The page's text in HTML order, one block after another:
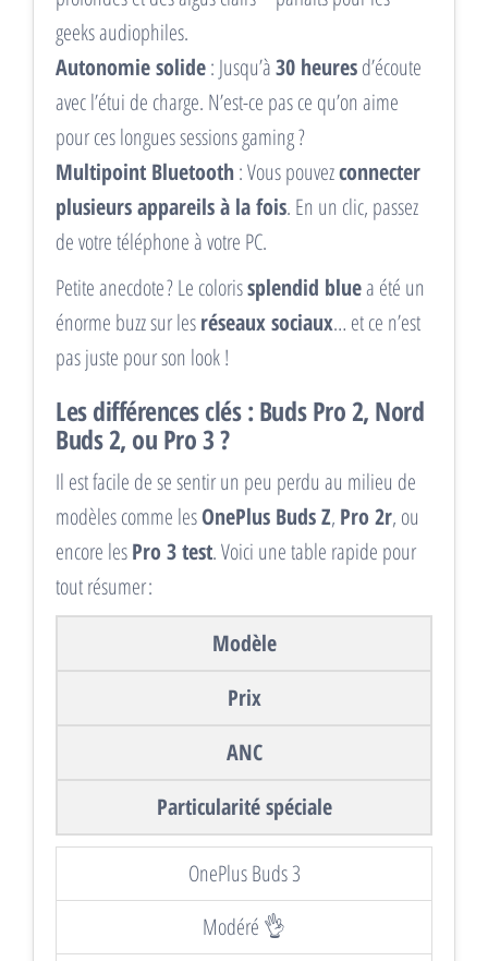
geeks audiophiles.
Autonomie solide: Jusqu’à30 heuresd’écoute
avec l’étui de charge. N’est-ce pas ce qu’on aime
pour ces longues sessions gaming ?
Multipoint Bluetooth: Vous pouvezconnecter
plusieurs appareils à la fois. En un clic, passez
de votre téléphone à votre PC.
Petite anecdote ? Le colorissplendid bluea été un
énorme buzz sur lesréseaux sociaux… et ce n’est
pas juste pour son look !
Les différences clés : Buds Pro 2, Nord
Buds 2, ou Pro 3 ?
Il est facile de se sentir un peu perdu au milieu de
modèles comme lesOnePlus Buds Z, Pro 2r, ou
encore lesPro 3 test. Voici une table rapide pour
tout résumer :
Modèle
Prix
ANC
Particularité spéciale
OnePlus Buds 3
Modéré 👌